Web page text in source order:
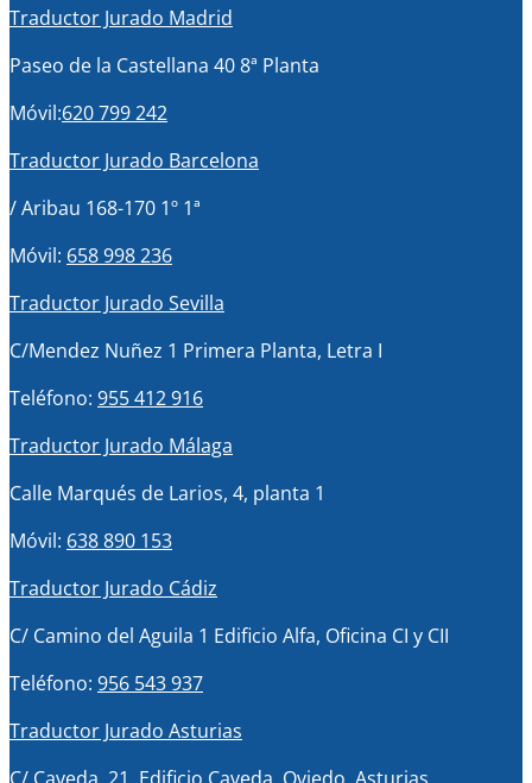
Traductor Jurado Madrid
Paseo de la Castellana 40 8ª Planta
Móvil:620 799 242
Traductor Jurado Barcelona
/ Aribau 168-170 1º 1ª
Móvil: 658 998 236
Traductor Jurado Sevilla
C/Mendez Nuñez 1 Primera Planta, Letra I
Teléfono: 955 412 916
Traductor Jurado Málaga
Calle Marqués de Larios, 4, planta 1
Móvil: 638 890 153
Traductor Jurado Cádiz
C/ Camino del Aguila 1 Edificio Alfa, Oficina CI y CII
Teléfono: 956 543 937
Traductor Jurado Asturias